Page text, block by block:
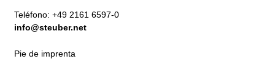
Teléfono: +49 2161 6597-0
info@steuber.net
Pie de imprenta